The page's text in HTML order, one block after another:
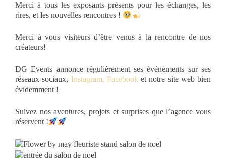
Merci à tous les exposants présents pour les échanges, les
rires, et les nouvelles rencontres !
Merci à vous visiteurs d’être venus à la rencontre de nos
créateurs!
DG Events annonce régulièrement ses événements sur ses
réseaux sociaux, Instagram, Facebook et notre site web bien
évidemment !
Suivez nos aventures, projets et surprises que l’agence vous
réservent !